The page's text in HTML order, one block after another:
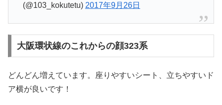
(@103_kokutetu) 2017年9月26日
大阪環状線のこれからの顔323系
どんどん増えています。座りやすいシート、立ちやすいド
ア横が良いです！